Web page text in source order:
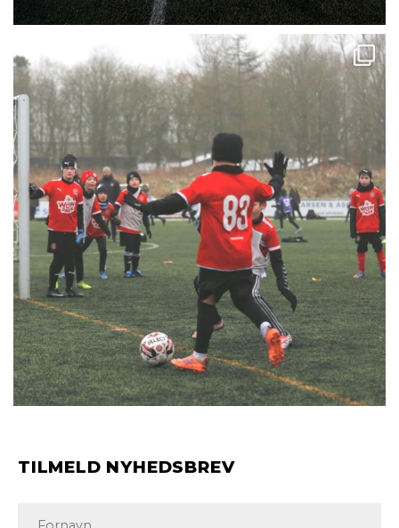
TILMELD NYHEDSBREV